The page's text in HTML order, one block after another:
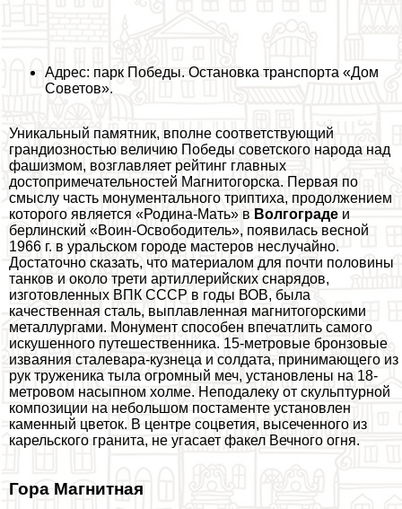
Адрес: парк Победы. Остановка трaнcпорта «Дом
Советов».
Уникальный памятник, вполне соответствующий
грандиозностью величию Победы советского народа над
фашизмом, возглавляет рейтинг главных
достопримечательностей Магнитогорска. Первая по
смыслу часть монументального триптиха, продолжением
которого является «Родина-Мать» в Волгограде и
берлинский «Воин-Освободитель», появилась весной
1966 г. в уральском городе мастеров неслучайно.
Достаточно сказать, что материалом для почти половины
танков и около трети артиллерийских снарядов,
изготовленных ВПК СССР в годы ВОВ, была
качественная сталь, выплавленная магнитогорскими
металлургами. Монумент способен впечатлить самого
искушенного путешественника. 15-метровые бронзовые
изваяния сталевара-кузнеца и солдата, принимающего из
рук труженика тыла огромный меч, установлены на 18-
метровом насыпном холме. Неподалеку от скульптурной
композиции на небольшом постаменте установлен
каменный цветок. В центре соцветия, высеченного из
карельского гранита, не угасает факел Вечного огня.
Гора Магнитная